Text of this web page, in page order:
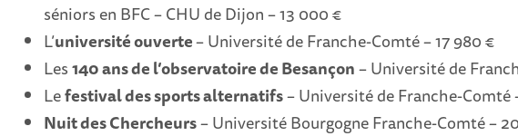
séniors en BFC – CHU de Dijon – 13 000 €
L’université ouverte– Université de Franche-Comté – 17 980 €
Les140 ans de l’observatoire de Besançon– Université de
Lefestival des sports alternatifs– Université de Franche-Comté
Nuit des Chercheurs– Université Bourgogne Franche-Comté –